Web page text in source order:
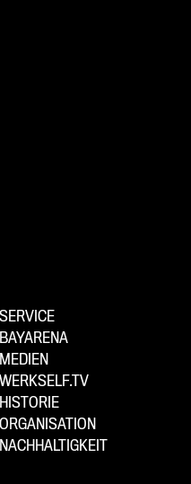
SERVICE
BAYARENA
MEDIEN
WERKSELF.TV
HISTORIE
ORGANISATION
NACHHALTIGKEIT